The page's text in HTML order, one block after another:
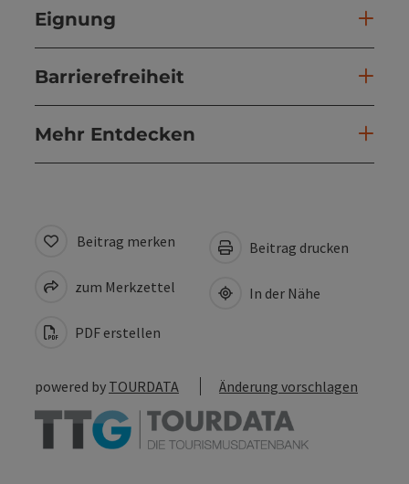
Eignung
Barrierefreiheit
Mehr Entdecken
Beitrag merken
zum Merkzettel
PDF erstellen
Beitrag drucken
In der Nähe
powered by TOURDATA Änderung vorschlagen